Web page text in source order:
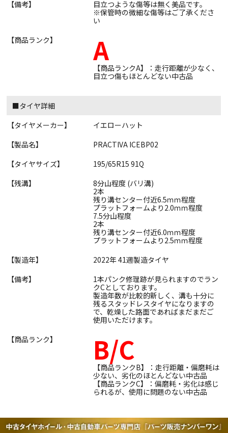
【備考】
目立つような傷等は無く美品です。
※保管時の微細な傷等はご了承くださ
い
【商品ランク】
A
【商品ランクA】：走行距離が少なく、
目立つ傷もほとんどない中古品
■タイヤ詳細
【タイヤメーカー】
イエローハット
【製品名】
PRACTIVA ICEBP02
【タイヤサイズ】
195/65R15 91Q
【残溝】
8分山程度 (バリ溝)
2本
残り溝センター付近6.5ｍｍ程度
プラットフォームより2.0ｍｍ程度
7.5分山程度
2本
残り溝センター付近6.0ｍｍ程度
プラットフォームより2.5ｍｍ程度
【製造年】
2022年 41週製造タイヤ
【備考】
1本パンク修理跡が見られますのでラン
クCとしております。
製造年数が比較的新しく、溝も十分に
残るスタッドレスタイヤになりますの
で、乾燥した路面であればまだまだご
使用いただけます。
【商品ランク】
B/C
【商品ランクB】：走行距離・偏磨耗は
少ない、劣化のほとんどない中古品
【商品ランクC】：偏磨耗・劣化は感じ
られるが、使用に問題のない中古品